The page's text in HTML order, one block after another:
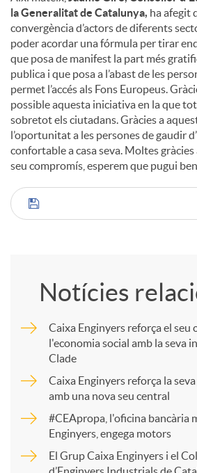
la Generalitat de Catalunya, ha afegit
convergència d’actors de diferents
poder acordar una fórmula per tirar
que posa de manifest la part més
publica i que posa a l’abast de les
permet l’accés als Fons Europeus.
possible aquesta iniciativa en la que
sobretot els ciutadans. Gràcies a
l’oportunitat a les persones de gaudir
confortable a casa seva. Moltes
seu compromís, esperem que pugui
C
m
r
Notícies
Caixa Enginyers reforça el seu
l'economia social amb la seva
Clade
Caixa Enginyers reforça la
amb una nova seu central
#CEApropa, l'oficina bancària
Enginyers, engega motors
El Grup Caixa Enginyers i el